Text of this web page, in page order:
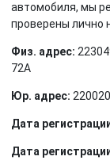
автомобиля, мы
проверены лично
Физ. адрес:
72А
Юр. адрес:
Дата
Дата